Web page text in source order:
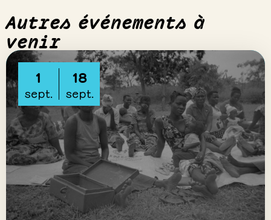
Autres événements à
venir
1
sept.
18
sept.